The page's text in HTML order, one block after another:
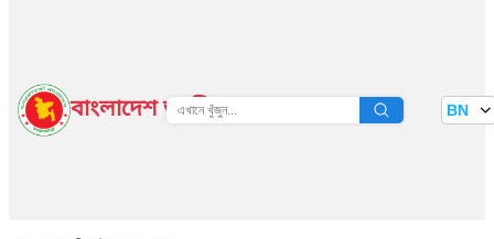
বাংলাদেশ জাতীয় তথ্য বাতায়ন BN